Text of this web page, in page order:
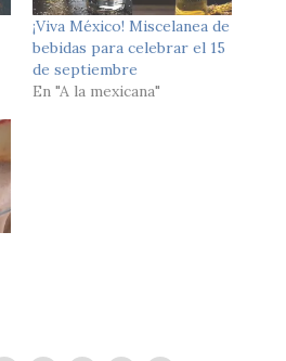
¡Viva México! Miscelanea de
bebidas para celebrar el 15
de septiembre
En "A la mexicana"